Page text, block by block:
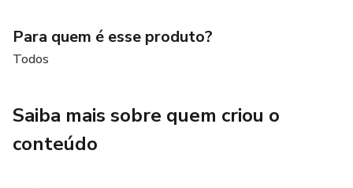
Para quem é esse produto?
Todos
Saiba mais sobre quem criou o
conteúdo